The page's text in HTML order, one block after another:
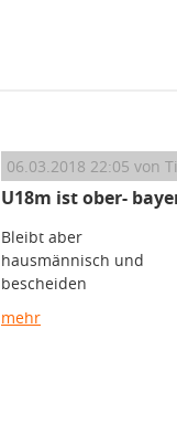
06.03.2018 22:05 von
U18m ist ober-
Bleibt aber
hausmännisch und
bescheiden
mehr